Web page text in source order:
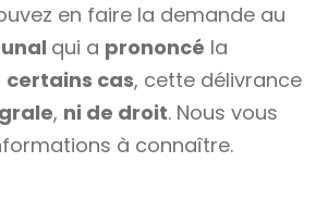
en faire la demande au
qui a prononcé la
certains cas, cette délivrance
, ni de droit. Nous vous
à connaître.